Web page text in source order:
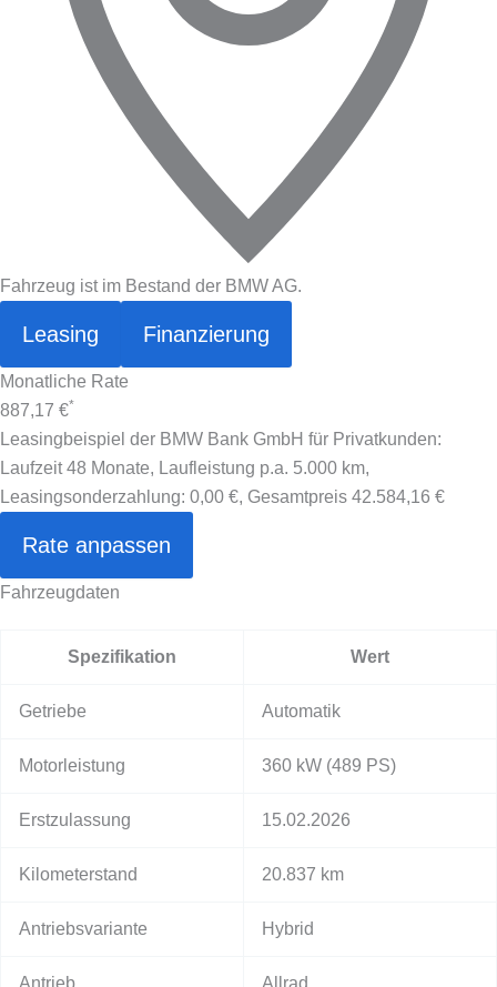
Fahrzeug ist im Bestand der BMW AG.
Leasing Finanzierung
Monatliche Rate
887,17 €*
Leasingbeispiel der BMW Bank GmbH für Privatkunden:
Laufzeit 48 Monate, Laufleistung p.a. 5.000 km,
Leasingsonderzahlung: 0,00 €, Gesamtpreis 42.584,16 €
Rate anpassen
Fahrzeugdaten
Spezifikation Wert
Getriebe Automatik
Motorleistung 360 kW (489 PS)
Erstzulassung 15.02.2026
Kilometerstand 20.837 km
Antriebsvariante Hybrid
Antrieb Allrad